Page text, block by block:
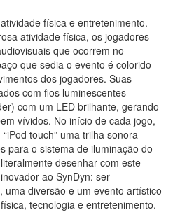
física e entretenimento.
atividade física, os jogadores
que ocorrem no
que sedia o evento é colorido
dos jogadores. Suas
com fios luminescentes
com um LED brilhante, gerando
vívidos. No início de cada jogo,
touch” uma trilha sonora
para o sistema de iluminação do
desenhar com este
ao SynDyn: ser
diversão e um evento artístico
tecnologia e entretenimento.